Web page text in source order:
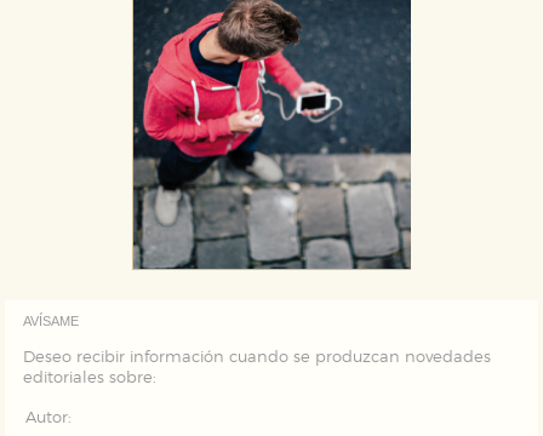
AVÍSAME
Deseo recibir información cuando se produzcan novedades
editoriales sobre:
Autor: